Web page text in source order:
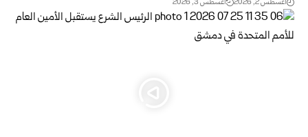
أغسطس 2, 2026 أغسطس 3, 2026